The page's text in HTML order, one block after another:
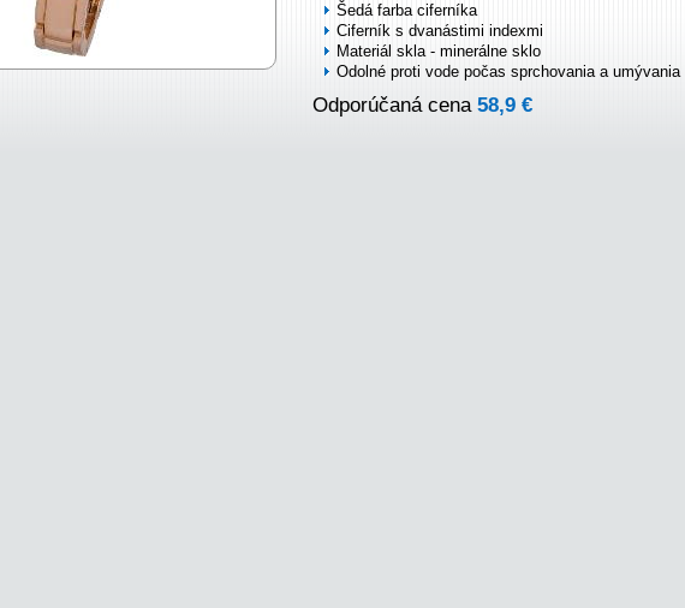
Šedá farba ciferníka
Ciferník s dvanástimi indexmi
Materiál skla - minerálne sklo
Odolné proti vode počas sprchovania a umývania
Odporúčaná cena 58,9 €